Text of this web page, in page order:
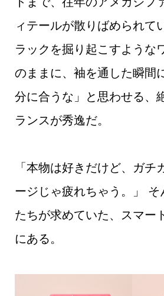
ィテールが散りばめられて
ラックを掘り起こすような
のままに、袖を通した瞬間
分に合うな」と思わせる、
ランスが秀逸だ。
「本物は好きだけど、ガチ
ージじゃ疲れちゃう。」 そ
たちが求めていた、スマー
にある。